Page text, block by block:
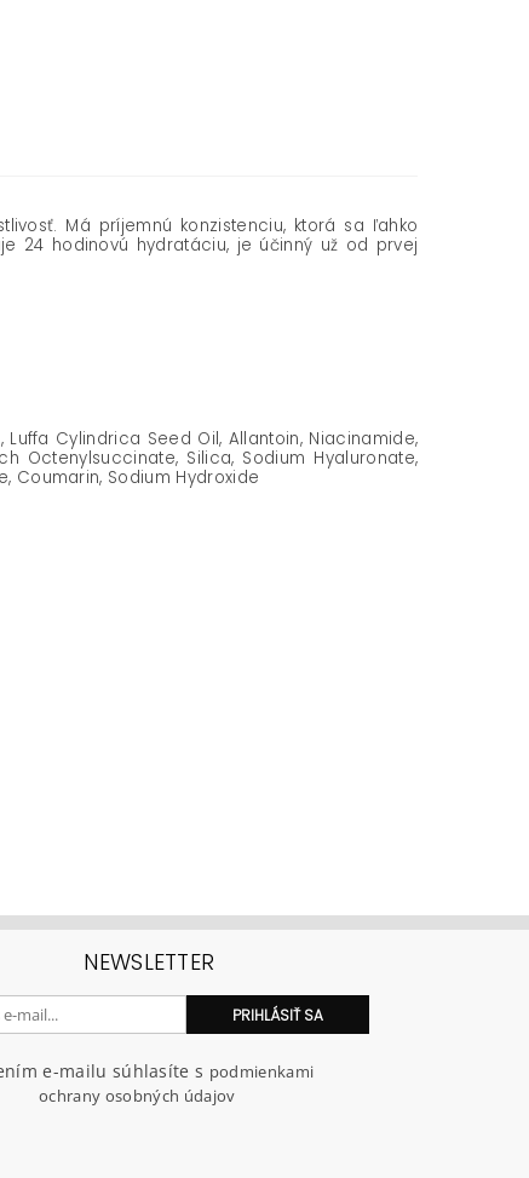
Má príjemnú konzistenciu, ktorá sa ľahko
24 hodinovú hydratáciu, je účinný už od prvej
Cylindrica Seed Oil, Allantoin, Niacinamide,
Octenylsuccinate, Silica, Sodium Hyaluronate,
Coumarin, Sodium Hydroxide
NEWSLETTER
e-mailu súhlasíte s podmienkami
ochrany osobných údajov